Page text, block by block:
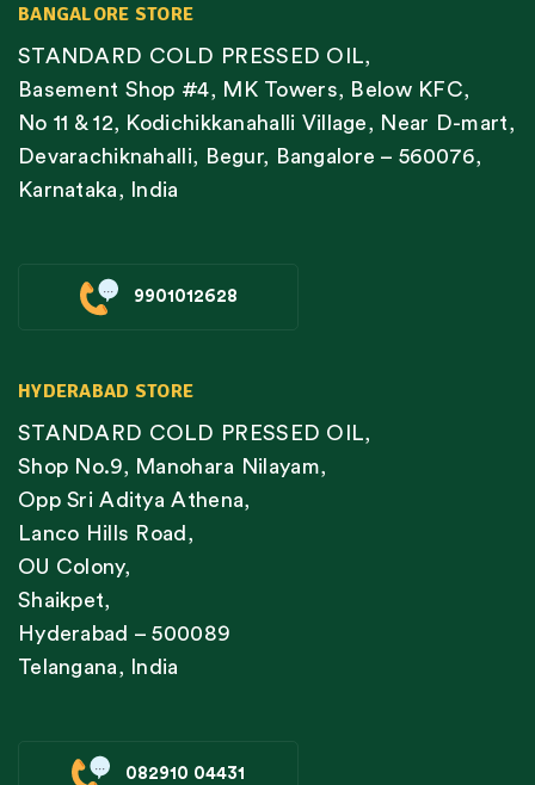
BANGALORE STORE
STANDARD COLD PRESSED OIL,
Basement Shop #4, MK Towers, Below KFC,
No 11 & 12, Kodichikkanahalli Village, Near D-mart,
Devarachiknahalli, Begur, Bangalore – 560076,
Karnataka, India
9901012628
HYDERABAD STORE
STANDARD COLD PRESSED OIL,
Shop No.9, Manohara Nilayam,
Opp Sri Aditya Athena,
Lanco Hills Road,
OU Colony,
Shaikpet,
Hyderabad – 500089
Telangana, India
082910 04431